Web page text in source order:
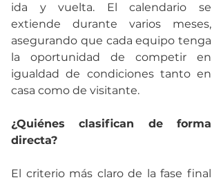
ida y vuelta. El calendario se
extiende durante varios meses,
asegurando que cada equipo tenga
la oportunidad de competir en
igualdad de condiciones tanto en
casa como de visitante.
¿Quiénes clasifican de forma
directa?
El criterio más claro de la fase final